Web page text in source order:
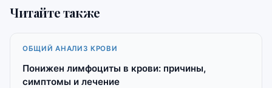
Читайте также
ОБЩИЙ АНАЛИЗ КРОВИ
Понижен лимфоциты в крови: причины,
симптомы и лечение